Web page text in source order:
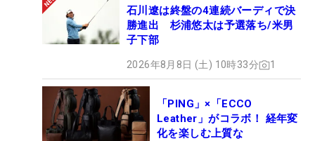
石川遼は終盤の4連続バーディで決
勝進出 杉浦悠太は予選落ち/米男
子下部
2026年8月8日 (土) 10時33分 1
「PING」×「ECCO
Leather」がコラボ！ 経年変
化を楽しむ上質な